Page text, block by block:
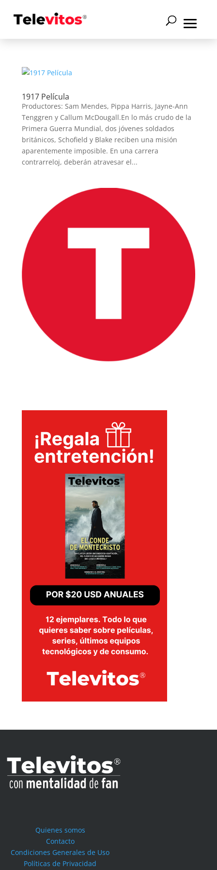
PELICULAS
SERIES
TECNOVITOS
EVENTOS
1917 Película
Productores: Sam Mendes, Pippa Harris, Jayne-Ann
Tenggren y Callum McDougall.En lo más crudo de la
Primera Guerra Mundial, dos jóvenes soldados
británicos, Schofield y Blake reciben una misión
aparentemente imposible. En una carrera
contrarreloj, deberán atravesar el...
Quienes somos
Contacto
Condiciones Generales de Uso
Políticas de Privacidad